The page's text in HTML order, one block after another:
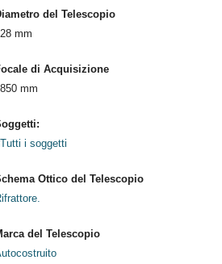
del Telescopio
mm
di Acquisizione
mm
i soggetti
Ottico del Telescopio
del Telescopio